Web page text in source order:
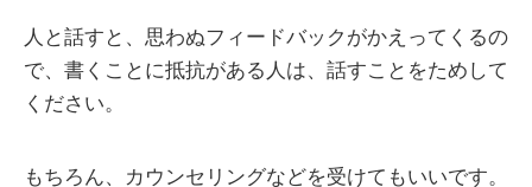
人と話すと、思わぬフィードバックがかえってくるの
で、書くことに抵抗がある人は、話すことをためして
ください。
もちろん、カウンセリングなどを受けてもいいです。